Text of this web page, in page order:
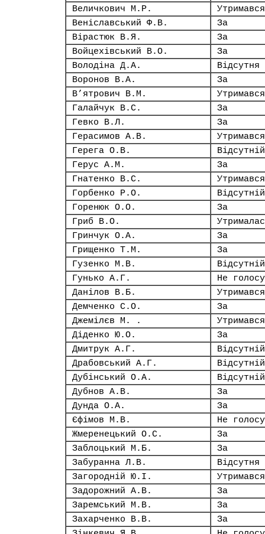
Величкович М.Р.
Утримався
Веніславський Ф.В.
За
Вірастюк В.Я.
За
Войцехівський В.О.
За
Володіна Д.А.
Відсутня
Воронов В.А.
За
В’ятрович В.М.
Утримався
Галайчук В.С.
За
Гевко В.Л.
За
Герасимов А.В.
Утримався
Герега О.В.
Відсутній
Герус А.М.
За
Гнатенко В.С.
Утримався
Горбенко Р.О.
Відсутній
Горенюк О.О.
За
Гриб В.О.
Гринчук О.А.
За
Грищенко Т.М.
За
Гузенко М.В.
Відсутній
Гунько А.Г.
Не
Данілов В.Б.
Утримався
Демченко С.О.
За
Джемілєв М. .
Утримався
Діденко Ю.О.
За
Дмитрук А.Г.
Відсутній
Драбовський А.Г.
Відсутній
Дубінський О.А.
Відсутній
Дубнов А.В.
За
Дунда О.А.
За
Єфімов М.В.
Не
Жмеренецький О.С.
За
Заблоцький М.Б.
За
Забуранна Л.В.
Відсутня
Загородній Ю.І.
Утримався
Задорожний А.В.
За
Заремський М.В.
За
Захарченко В.В.
За